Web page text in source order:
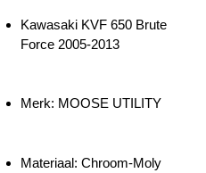
Kawasaki KVF 650 Brute
Force 2005-2013
Merk: MOOSE UTILITY
Materiaal: Chroom-Moly